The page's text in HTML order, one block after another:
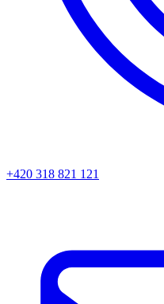
+420 318 821 121